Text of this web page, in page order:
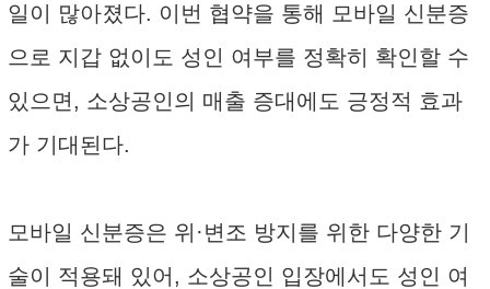
일이 많아졌다. 이번 협약을 통해 모바일 신분증
으로 지갑 없이도 성인 여부를 정확히 확인할 수
있으면, 소상공인의 매출 증대에도 긍정적 효과
가 기대된다.
모바일 신분증은 위·변조 방지를 위한 다양한 기
술이 적용돼 있어, 소상공인 입장에서도 성인 여